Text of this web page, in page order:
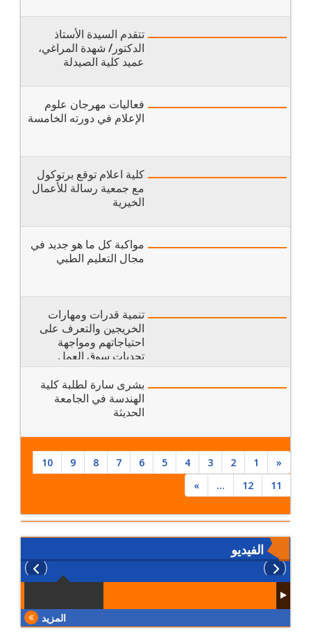
تتقدم السيدة الأستاذ
الدكتور/ شهدة المراغي،
عميد كلية الصيدلة
فعاليات مهرجان علوم
الإعلام في دورته الخامسة
كلية اعلام توقع برتوكول
مع جمعية رسالة للأعمال
الخيرية
مواكبة كل ما هو جديد في
مجال التعليم الطبي
تنمية قدرات ومهارات
الخريجين والتعرف على
احتياجاتهم ومواجهة
تحديات سوق العمل
بشرى سارة لطلبة كلية
الهندسة في الجامعة
الحديثة
«
1
2
3
4
5
6
7
8
9
10
11
12
...
»
الفيديو
المزيد